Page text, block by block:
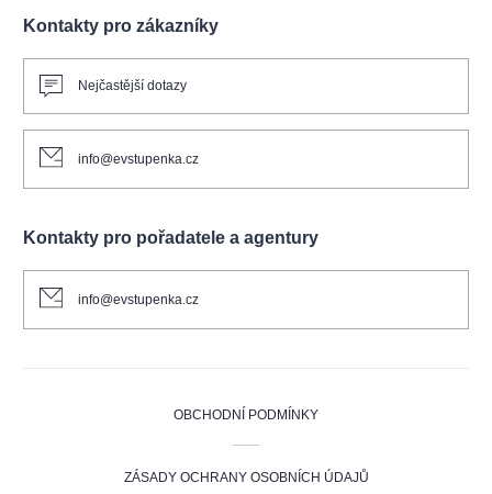
Kontakty pro zákazníky
Nejčastější dotazy
info@evstupenka.cz
Kontakty pro pořadatele a agentury
info@evstupenka.cz
OBCHODNÍ PODMÍNKY
ZÁSADY OCHRANY OSOBNÍCH ÚDAJŮ